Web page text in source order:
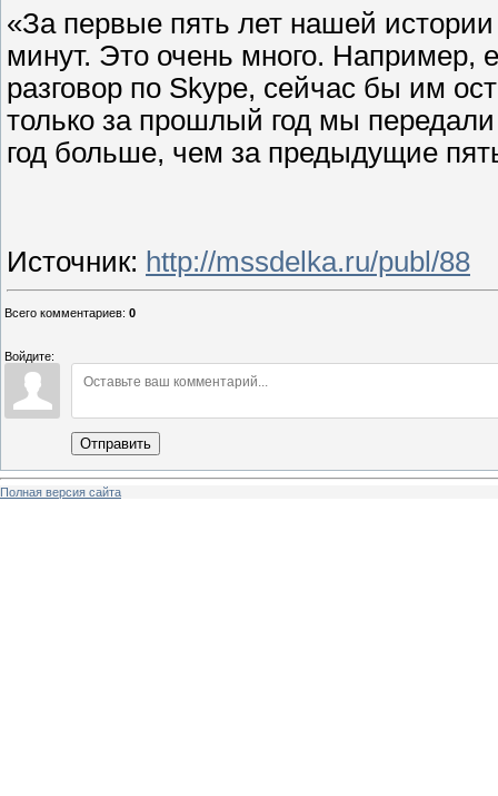
«За первые пять лет нашей
минут. Это очень много. Например,
разговор по Skype, сейчас бы им
только за прошлый год мы
год больше, чем за предыдущие
Источник: http://mssdelka.ru/publ/88
Всего комментариев: 0
Войдите:
Отправить
Полная версия сайта